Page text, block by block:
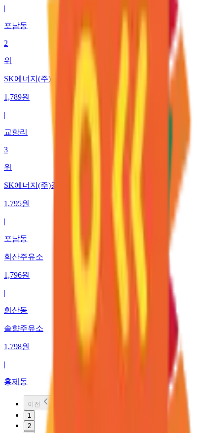
|
포남동
2
위
SK에너지(주) 주문진주유소
1,789원
|
교항리
3
위
SK에너지(주)강릉주유소
1,795원
|
포남동
회산주유소
1,796원
|
회산동
솔향주유소
1,798원
|
홍제동
이전
1
2